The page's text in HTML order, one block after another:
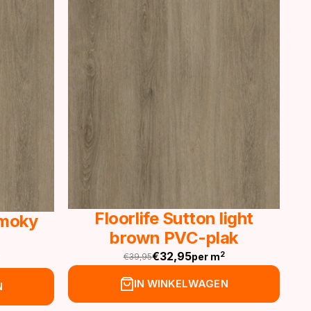
Floorlife Sutton light
brown PVC-plak
€39,95
Oorspronkelijke
prijs
€32,95
Huidige
prijs
per m2
IN WINKELWAGEN